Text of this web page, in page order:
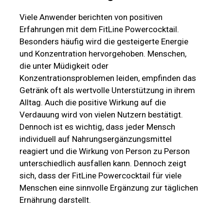
Viele Anwender berichten von positiven
Erfahrungen mit dem FitLine Powercocktail.
Besonders häufig wird die gesteigerte Energie
und Konzentration hervorgehoben. Menschen,
die unter Müdigkeit oder
Konzentrationsproblemen leiden, empfinden das
Getränk oft als wertvolle Unterstützung in ihrem
Alltag. Auch die positive Wirkung auf die
Verdauung wird von vielen Nutzern bestätigt.
Dennoch ist es wichtig, dass jeder Mensch
individuell auf Nahrungsergänzungsmittel
reagiert und die Wirkung von Person zu Person
unterschiedlich ausfallen kann. Dennoch zeigt
sich, dass der FitLine Powercocktail für viele
Menschen eine sinnvolle Ergänzung zur täglichen
Ernährung darstellt.